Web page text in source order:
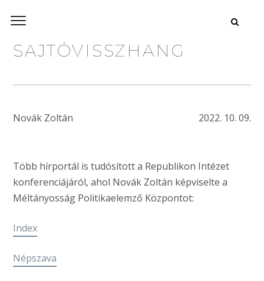
SAJTÓVISSZHANG
Novák Zoltán 2022. 10. 09.
Több hírportál is tudósított a Republikon Intézet
konferenciájáról, ahol Novák Zoltán képviselte a
Méltányosság Politikaelemző Központot:
Index
Népszava